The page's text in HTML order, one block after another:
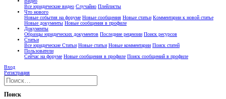
Все юридические видео Случайно Плейлисты
Что нового
Новые события на форуме Новые сообщения Новые статьи Комментарии к новой статье
Новые документы Новые сообщения в профиле
Документы
Образцы юридических документов Последние рецензии Поиск ресурсов
Статьи
Все юридические Статьи Новые статьи Новые комментарии Поиск статей
Пользователи
Сейчас на форуме Новые сообщения в профиле Поиск сообщений в профиле
Вход
Регистрация
Поиск